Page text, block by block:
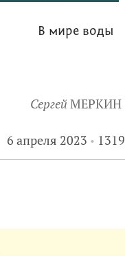
В мире воды
Сергей МЕРКИН
6 апреля 2023 1319